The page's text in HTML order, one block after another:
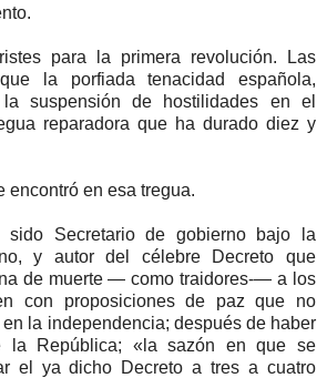
para la primera revolución. Las
la porfiada tenacidad española,
suspensión de hostilidades en el
reparadora que ha durado diez y
encontró en esa tregua.
sido Secretario de gobierno bajo la
y autor del célebre Decreto que
de muerte — como traidores-— a los
con proposiciones de paz que no
la independencia; después de haber
la República; «la sazón en que se
el ya dicho Decreto a tres a cuatro